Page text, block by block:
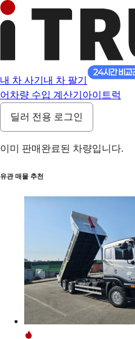
내 차 사기 내 차 팔기
어 차량 수입 계산기 아이트럭
딜러 전용 로그인
이미 판매완료된 차량입니다.
유관 매물 추천